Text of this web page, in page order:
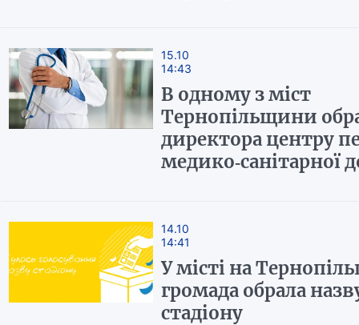
15.10
14:43
В одному з міст
Тернопільщини
директора центру
медико-санітарної
14.10
14:41
У місті на
громада обрала
стадіону